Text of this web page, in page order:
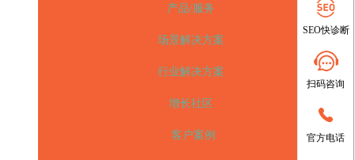
产品/服务
场景解决方案
行业解决方案
增长社区
客户案例
SEO快诊断
扫码咨询
官方电话